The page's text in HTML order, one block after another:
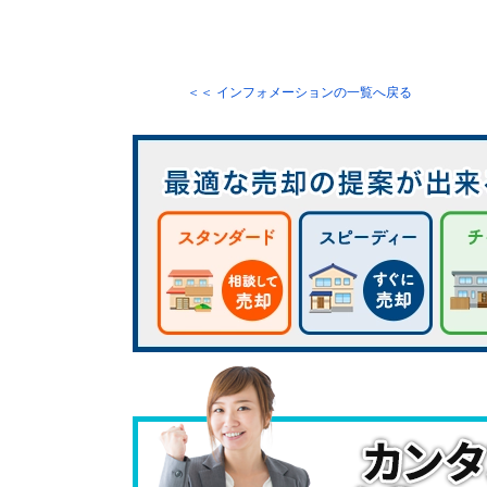
＜＜ インフォメーションの一覧へ戻る